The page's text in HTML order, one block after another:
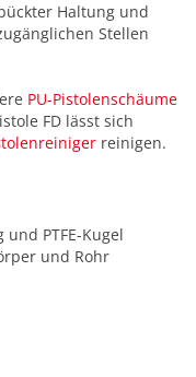
Haltung und
Stellen
PU-Pistolenschäume
FD lässt sich
reinigen.
PTFE-Kugel
und Rohr